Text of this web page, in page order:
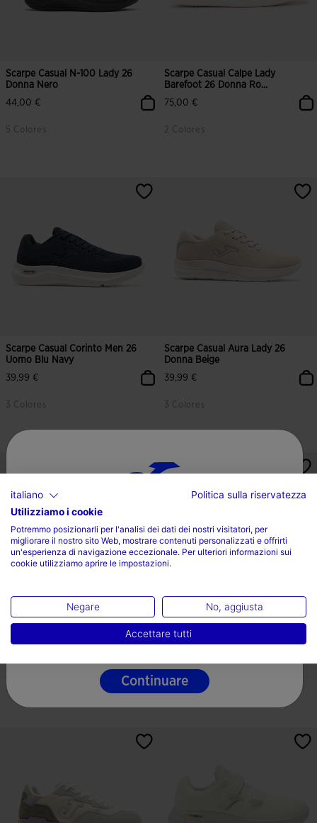
Scarpe Casual N-100 Lady 26
Donna Nero
44,00 €
5 Colores
4,5 su 5 valutazione dei clienti
Scarpe Casual Calpe Lady
Barefoot 26 Donna Ro...
75,00 €
2 Colores
Scarpe Casual Corinto Men 26
Uomo Blu Navy
39,99 €
3 Colores
Scarpe Casual Aura Lady 26
Donna Beige
39,99 €
3 Colores
Scarpe Casual CR111 Men 26
Scarpe Casual Lumus Men 26
Uomo Nero
2 Colores
Scegli il tuo paese e la tua lingua
Paese
Lingua
Italiano
Continuare
italiano
Politica sulla riservatezza
Utilizziamo i cookie
Potremmo posizionarli per l'analisi dei dati dei nostri visitatori, per
migliorare il nostro sito Web, mostrare contenuti personalizzati e offrirti
un'esperienza di navigazione eccezionale. Per ulteriori informazioni sui
cookie utilizziamo aprire le impostazioni.
Negare No, aggiusta
Accettare tutti